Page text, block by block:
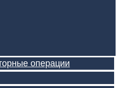
операции